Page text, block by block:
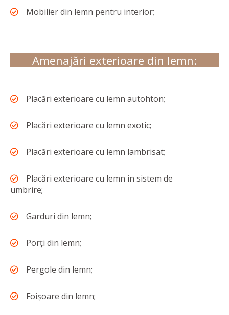
Mobilier din lemn pentru interior;
Amenajări exterioare din lemn:
Placări exterioare cu lemn autohton;
Placări exterioare cu lemn exotic;
Placări exterioare cu lemn lambrisat;
Placări exterioare cu lemn in sistem de
umbrire;
Garduri din lemn;
Porți din lemn;
Pergole din lemn;
Foișoare din lemn;